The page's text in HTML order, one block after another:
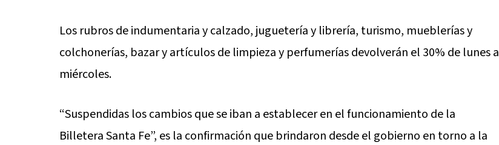
Los rubros de indumentaria y calzado, juguetería y librería, turismo, mueblerías y
colchonerías, bazar y artículos de limpieza y perfumerías devolverán el 30% de lunes a
miércoles.
“Suspendidas los cambios que se iban a establecer en el funcionamiento de la
Billetera Santa Fe”, es la confirmación que brindaron desde el gobierno en torno a la